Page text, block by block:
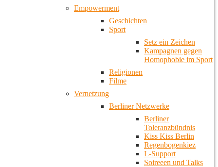
Empowerment
Geschichten
Sport
Setz ein Zeichen
Kampagnen gegen
Homophobie im Sport
Religionen
Filme
Vernetzung
Berliner Netzwerke
Berliner
Toleranzbündnis
Kiss Kiss Berlin
Regenbogenkiez
L-Support
Soireeen und Talks